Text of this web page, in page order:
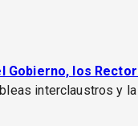
los
interclaustros y